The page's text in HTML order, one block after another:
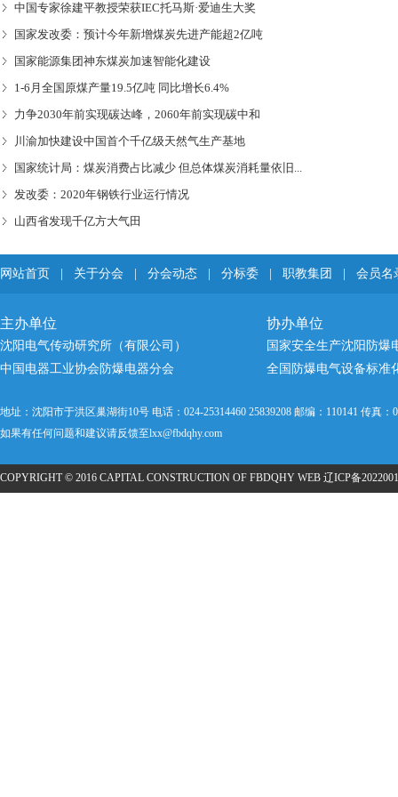
中国专家徐建平教授荣获IEC托马斯·爱迪生大奖
国家发改委：预计今年新增煤炭先进产能超2亿吨
国家能源集团神东煤炭加速智能化建设
1-6月全国原煤产量19.5亿吨 同比增长6.4%
力争2030年前实现碳达峰，2060年前实现碳中和
川渝加快建设中国首个千亿级天然气生产基地
国家统计局：煤炭消费占比减少 但总体煤炭消耗量依旧...
发改委：2020年钢铁行业运行情况
山西省发现千亿方大气田
网站首页 关于分会 分会动态 分标委 职教集团 会员名
主办单位 协办单位
沈阳电气传动研究所（有限公司）
国家安全生产沈阳防
中国电器工业协会防爆电器分会
全国防爆电气设备标
地址：沈阳市于洪区巢湖街10号 电话：024-25314460 25839208 邮编：110141 传真：
如果有任何问题和建议请反馈至lxx@fbdqhy.com
COPYRIGHT © 2016 CAPITAL CONSTRUCTION OF FBDQHY WEB 辽ICP备